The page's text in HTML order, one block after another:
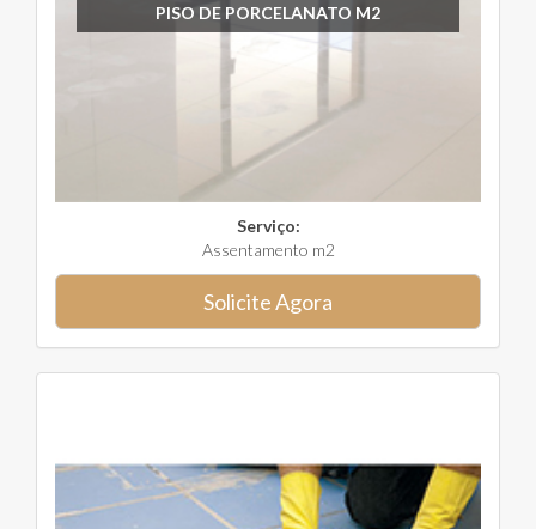
PISO DE PORCELANATO M2
Serviço:
Assentamento m2
Solicite Agora